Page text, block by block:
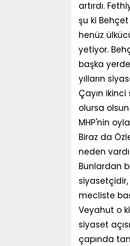
artırdı.
şu ki
henüz
yetiyor.
başka
yılların
Çayın
olursa olsun
MHP'nin
Biraz da
neden
Bunlardan
mecliste
Veyahut o
siyaset
çapında